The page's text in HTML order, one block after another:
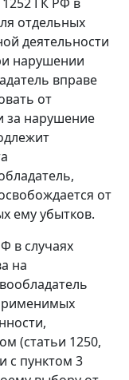
1252 ГК РФ в
отдельных
деятельности
нарушении
вправе
от
за нарушение
от
ему убытков.
в случаях
на
(статьи 1250,
с пунктом 3